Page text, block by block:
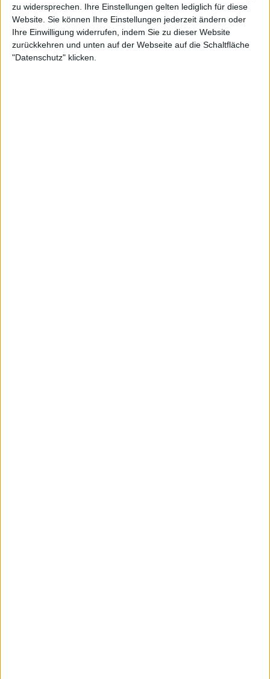
zu widersprechen. Ihre Einstellungen gelten lediglich für diese
Website. Sie können Ihre Einstellungen jederzeit ändern oder
Ihre Einwilligung widerrufen, indem Sie zu dieser Website
zurückkehren und unten auf der Webseite auf die Schaltfläche
"Datenschutz" klicken.
Grand Slam.
Weiterlesen
Alex Michelsen schockt die